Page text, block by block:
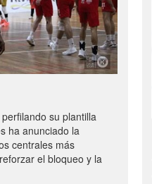
su plantilla
ha anunciado la
centrales más
el bloqueo y la